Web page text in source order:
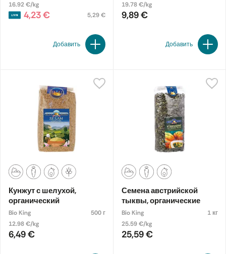
16.92 €/kg
4,23 € 5,29 €
Добавить
19.78 €/kg
9,89 €
Добавить
Кунжут с шелухой,
органический
Bio King
500 г
12.98 €/kg
6,49 €
Семена австрийской
тыквы, органические
Bio King
1 кг
25.59 €/kg
25,59 €